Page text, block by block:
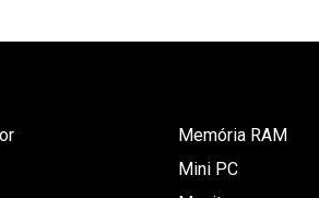
Memória RAM
Mini PC